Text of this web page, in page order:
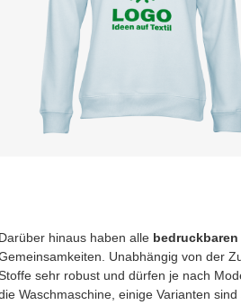
Darüber hinaus haben alle bedruckbaren
Unabhängig von der
sehr robust und dürfen je nach
Waschmaschine, einige Varianten